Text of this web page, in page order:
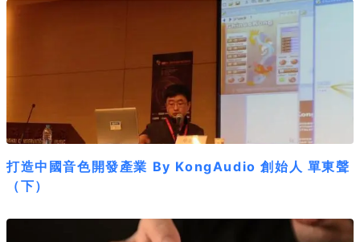
打造中國音色開發產業 By KongAudio 創始人 單東聲
（下）